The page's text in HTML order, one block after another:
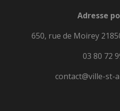
Adresse
650, rue de Moirey
03 80 72
contact@ville-st-